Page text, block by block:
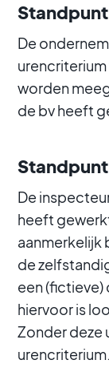
De
worden
de bv heeft
De
heeft
aanmerkelijk
de
een
hiervoor is
Zonder deze
urencriterium.